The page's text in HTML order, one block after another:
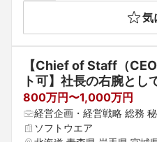
気
【Chief of Staff（
ト可】社長の右腕とし
政DXで急拡大中のフ
800万円〜1,000万円
経営企画・経営戦略 総務
ソフトウエア